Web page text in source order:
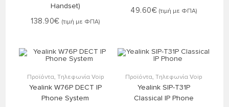
Handset)
138.90€ (τιμή με ΦΠΑ)
49.60€ (τιμή με ΦΠΑ)
Προϊόντα, Τηλεφωνία Voip
Yealink W76P DECT IP
Phone System
Προϊόντα,Τηλεφωνία Voip
Yealink SIP-T31P
Classical IP Phone